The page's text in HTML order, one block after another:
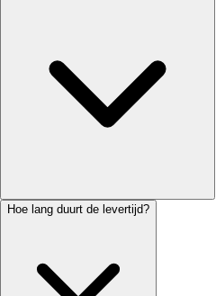
Hoe lang duurt de levertijd?